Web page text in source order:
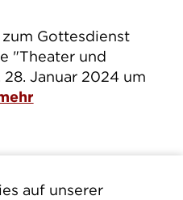
Gottesdienst
"Theater und
Januar 2024 um
auf unserer